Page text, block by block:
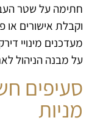
חתימה על שטר
וקבלת אישורים או
מעדכנים מינויי
על מבנה הניהול
סעיפים
מניות